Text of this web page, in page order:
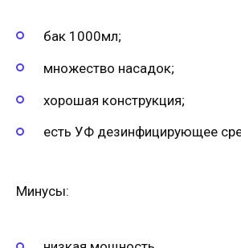
бак 1000мл;
множество насадок;
хорошая конструкция;
есть УФ дезинфицирующее
Минусы: